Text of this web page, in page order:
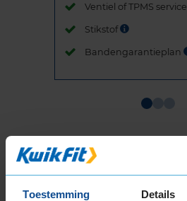
Toestemming Details
Ventiel of TPMS service
Stikstof
Bandengarantieplan
1
of
3